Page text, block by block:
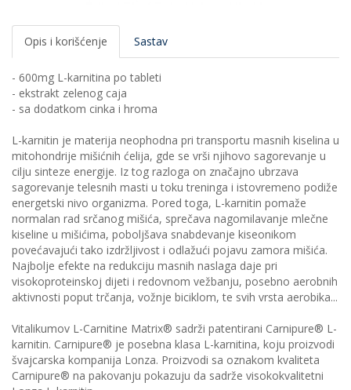
Opis i korišćenje Sastav
- 600mg L-karnitina po tableti
- ekstrakt zelenog caja
- sa dodatkom cinka i hroma
L-karnitin je materija neophodna pri transportu masnih kiselina u
mitohondrije mišićnih ćelija, gde se vrši njihovo sagorevanje u
cilju sinteze energije. Iz tog razloga on značajno ubrzava
sagorevanje telesnih masti u toku treninga i istovremeno podiže
energetski nivo organizma. Pored toga, L-karnitin pomaže
normalan rad srčanog mišića, sprečava nagomilavanje mlečne
kiseline u mišićima, poboljšava snabdevanje kiseonikom
povećavajući tako izdržljivost i odlažući pojavu zamora mišića.
Najbolje efekte na redukciju masnih naslaga daje pri
visokoproteinskoj dijeti i redovnom vežbanju, posebno aerobnih
aktivnosti poput trčanja, vožnje biciklom, te svih vrsta aerobika...
Vitalikumov L-Carnitine Matrix® sadrži patentirani Carnipure® L-
karnitin. Carnipure® je posebna klasa L-karnitina, koju proizvodi
švajcarska kompanija Lonza. Proizvodi sa oznakom kvaliteta
Carnipure® na pakovanju pokazuju da sadrže visokokvalitetni